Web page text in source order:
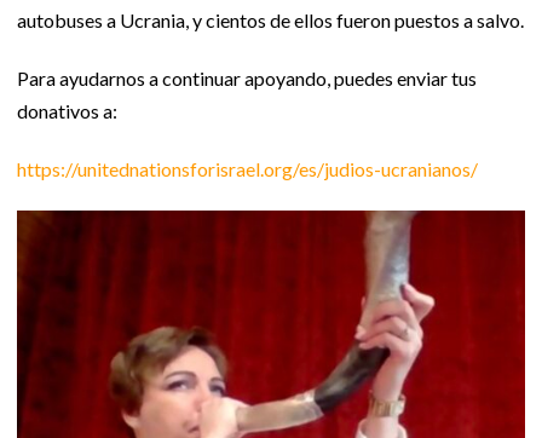
autobuses a Ucrania, y cientos de ellos fueron puestos a salvo.
Para ayudarnos a continuar apoyando, puedes enviar tus
donativos a:
https://unitednationsforisrael.org/es/judios-ucranianos/